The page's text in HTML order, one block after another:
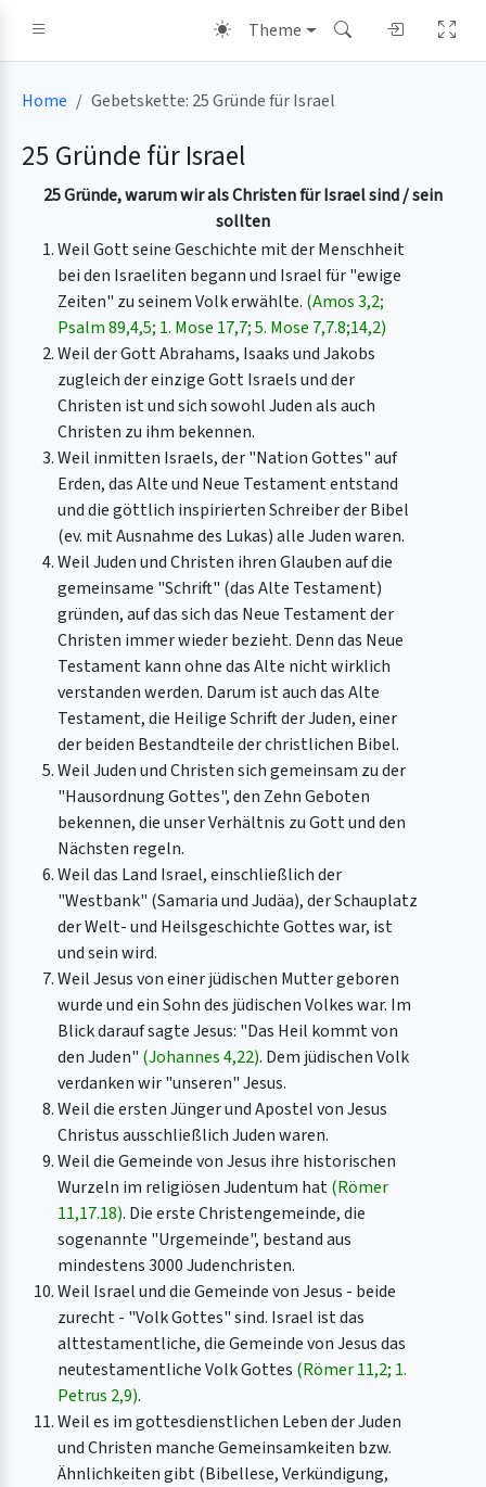
Theme
Home Gebetskette: 25 Gründe für Israel
25 Gründe für Israel
25 Gründe, warum wir als Christen für Israel sind / sein
sollten
Weil Gott seine Geschichte mit der Menschheit
bei den Israeliten begann und Israel für "ewige
Zeiten" zu seinem Volk erwählte. (Amos 3,2;
Psalm 89,4,5; 1. Mose 17,7; 5. Mose 7,7.8;14,2)
Weil der Gott Abrahams, Isaaks und Jakobs
zugleich der einzige Gott Israels und der
Christen ist und sich sowohl Juden als auch
Christen zu ihm bekennen.
Weil inmitten Israels, der "Nation Gottes" auf
Erden, das Alte und Neue Testament entstand
und die göttlich inspirierten Schreiber der Bibel
(ev. mit Ausnahme des Lukas) alle Juden waren.
Weil Juden und Christen ihren Glauben auf die
gemeinsame "Schrift" (das Alte Testament)
gründen, auf das sich das Neue Testament der
Christen immer wieder bezieht. Denn das Neue
Testament kann ohne das Alte nicht wirklich
verstanden werden. Darum ist auch das Alte
Testament, die Heilige Schrift der Juden, einer
der beiden Bestandteile der christlichen Bibel.
Weil Juden und Christen sich gemeinsam zu der
"Hausordnung Gottes", den Zehn Geboten
bekennen, die unser Verhältnis zu Gott und den
Nächsten regeln.
Weil das Land Israel, einschließlich der
"Westbank" (Samaria und Judäa), der Schauplatz
der Welt- und Heilsgeschichte Gottes war, ist
und sein wird.
Weil Jesus von einer jüdischen Mutter geboren
wurde und ein Sohn des jüdischen Volkes war. Im
Blick darauf sagte Jesus: "Das Heil kommt von
den Juden" (Johannes 4,22). Dem jüdischen Volk
verdanken wir "unseren" Jesus.
Weil die ersten Jünger und Apostel von Jesus
Christus ausschließlich Juden waren.
Weil die Gemeinde von Jesus ihre historischen
Wurzeln im religiösen Judentum hat(Römer
11,17.18). Die erste Christengemeinde, die
sogenannte "Urgemeinde", bestand aus
mindestens 3000 Judenchristen.
Weil Israel und die Gemeinde von Jesus - beide
zurecht - "Volk Gottes" sind. Israel ist das
alttestamentliche, die Gemeinde von Jesus das
neutestamentliche Volk Gottes (Römer 11,2; 1.
Petrus 2,9).
Weil es im gottesdienstlichen Leben der Juden
und Christen manche Gemeinsamkeiten bzw.
Ähnlichkeiten gibt (Bibellese, Verkündigung,